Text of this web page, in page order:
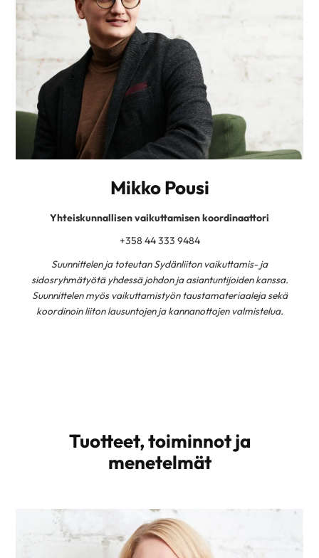
Mikko Pousi
Yhteiskunnallisen vaikuttamisen koordinaattori
+358 44 333 9484
Suunnittelen ja toteutan Sydänliiton vaikuttamis- ja
sidosryhmätyötä yhdessä johdon ja asiantuntijoiden kanssa.
Suunnittelen myös vaikuttamistyön taustamateriaaleja sekä
koordinoin liiton lausuntojen ja kannanottojen valmistelua.
Tuotteet, toiminnot ja
menetelmät